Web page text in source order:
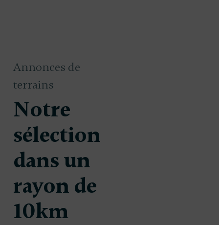
Annonces de
terrains
Notre
sélection
dans un
rayon de
10km
à bâtir 49 000 €